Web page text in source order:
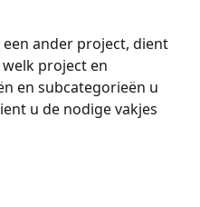
ander project, dient
project en
en subcategorieën u
u de nodige vakjes